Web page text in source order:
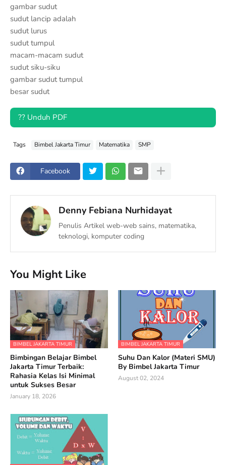
gambar sudut
sudut lancip adalah
sudut lurus
sudut tumpul
macam-macam sudut
sudut siku-siku
gambar sudut tumpul
besar sudut
?? Unduh PDF
Tags Bimbel Jakarta Timur Matematika SMP
Facebook
Denny Febiana Nurhidayat
Penulis Artikel web-web sains, matematika,
teknologi, komputer coding
You Might Like
BIMBEL JAKARTA TIMUR
Bimbingan Belajar Bimbel
Jakarta Timur Terbaik:
Rahasia Kelas Isi Minimal
untuk Sukses Besar
January 18, 2026
BIMBEL JAKARTA TIMUR
Suhu Dan Kalor (Materi SMU)
By Bimbel Jakarta Timur
August 02, 2024